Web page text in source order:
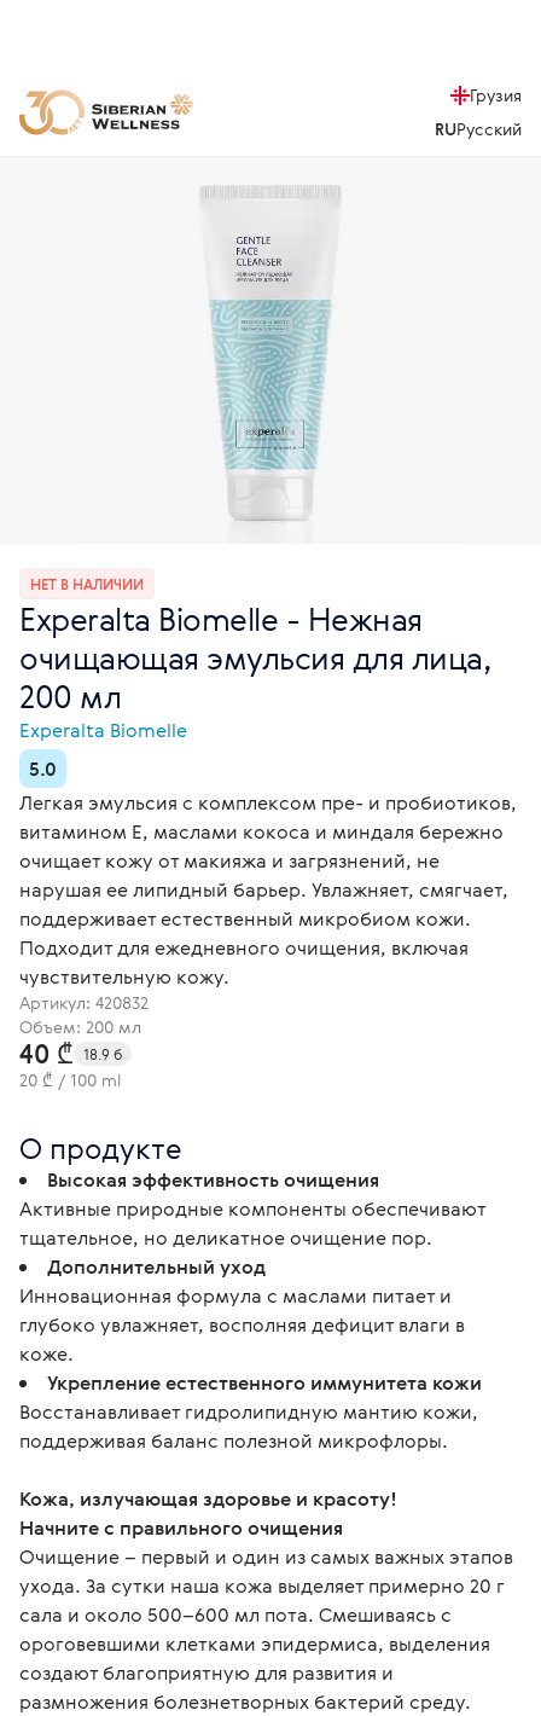
Грузия
RUРусский
НЕТ В НАЛИЧИИ
Experalta Biomelle - Нежная
очищающая эмульсия для лица,
200 мл
Experalta Biomelle
5.0
Легкая эмульсия с комплексом пре- и пробиотиков,
витамином Е, маслами кокоса и миндаля бережно
очищает кожу от макияжа и загрязнений, не
нарушая ее липидный барьер. Увлажняет, смягчает,
поддерживает естественный микробиом кожи.
Подходит для ежедневного очищения, включая
чувствительную кожу.
Артикул: 420832
Объем: 200 мл
40 ₾ 18.9 б
20 ₾ / 100 ml
О продукте
Высокая эффективность очищения
Активные природные компоненты обеспечивают
тщательное, но деликатное очищение пор.
Дополнительный уход
Инновационная формула с маслами питает и
глубоко увлажняет, восполняя дефицит влаги в
коже.
Укрепление естественного иммунитета кожи
Восстанавливает гидролипидную мантию кожи,
поддерживая баланс полезной микрофлоры.
Кожа, излучающая здоровье и красоту!
Начните с правильного очищения
Очищение – первый и один из самых важных этапов
ухода. За сутки наша кожа выделяет примерно 20 г
сала и около 500–600 мл пота. Смешиваясь с
ороговевшими клетками эпидермиса, выделения
создают благоприятную для развития и
размножения болезнетворных бактерий среду.